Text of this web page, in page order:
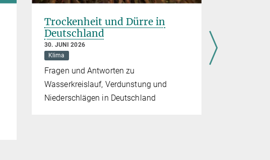
Trockenheit und Dürre in
Deutschland
30. JUNI 2026
Klima
Fragen und Antworten zu
Wasserkreislauf, Verdunstung und
Niederschlägen in Deutschland